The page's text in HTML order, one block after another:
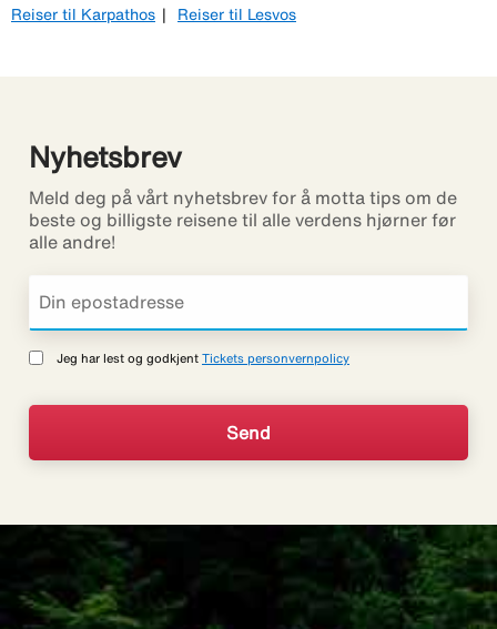
Reiser til Karpathos
Reiser til Lesvos
Nyhetsbrev
Meld deg på vårt nyhetsbrev for å motta tips om de
beste og billigste reisene til alle verdens hjørner før
alle andre!
Jeg har lest og godkjent Tickets personvernpolicy